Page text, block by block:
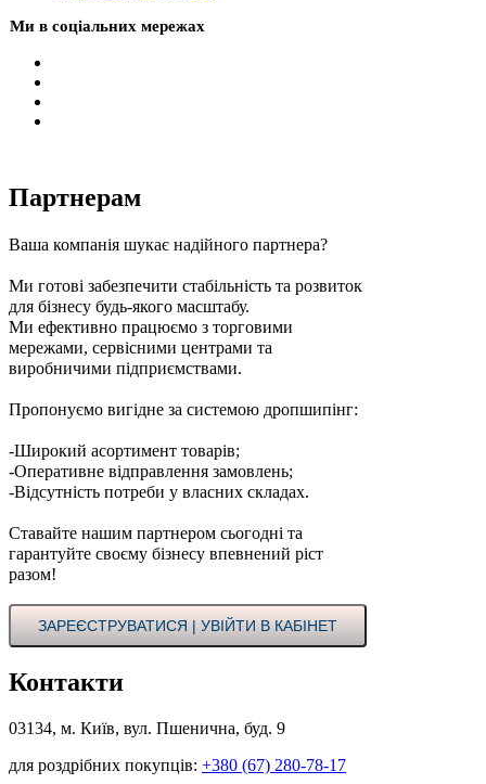
Ми в соціальних мережах
Партнерам
Ваша компанія шукає надійного партнера?
Ми готові забезпечити стабільність та розвиток
для бізнесу будь-якого масштабу.
Ми ефективно працюємо з торговими
мережами, сервісними центрами та
виробничими підприємствами.
Пропонуємо вигідне за системою дропшипінг:
-Широкий асортимент товарів;
-Оперативне відправлення замовлень;
-Відсутність потреби у власних складах.
Ставайте нашим партнером сьогодні та
гарантуйте своєму бізнесу впевнений ріст
разом!
ЗАРЕЄСТРУВАТИСЯ | УВІЙТИ В КАБІНЕТ
Контакти
03134, м. Київ, вул. Пшенична, буд. 9
для роздрібних покупців: +380 (67) 280-78-17